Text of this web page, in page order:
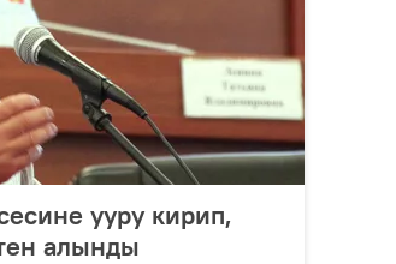
ууру кирип,
алынды